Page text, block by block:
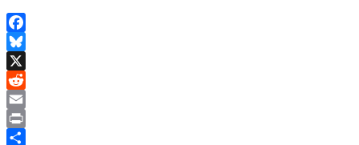
Facebook
Bluesky
X
Reddit
Email
Print